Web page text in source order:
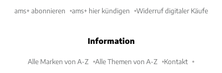
ams+ abonnieren ams+ hier kündigen Widerruf digitaler Käufe
Information
Alle Marken von A-Z Alle Themen von A-Z Kontakt